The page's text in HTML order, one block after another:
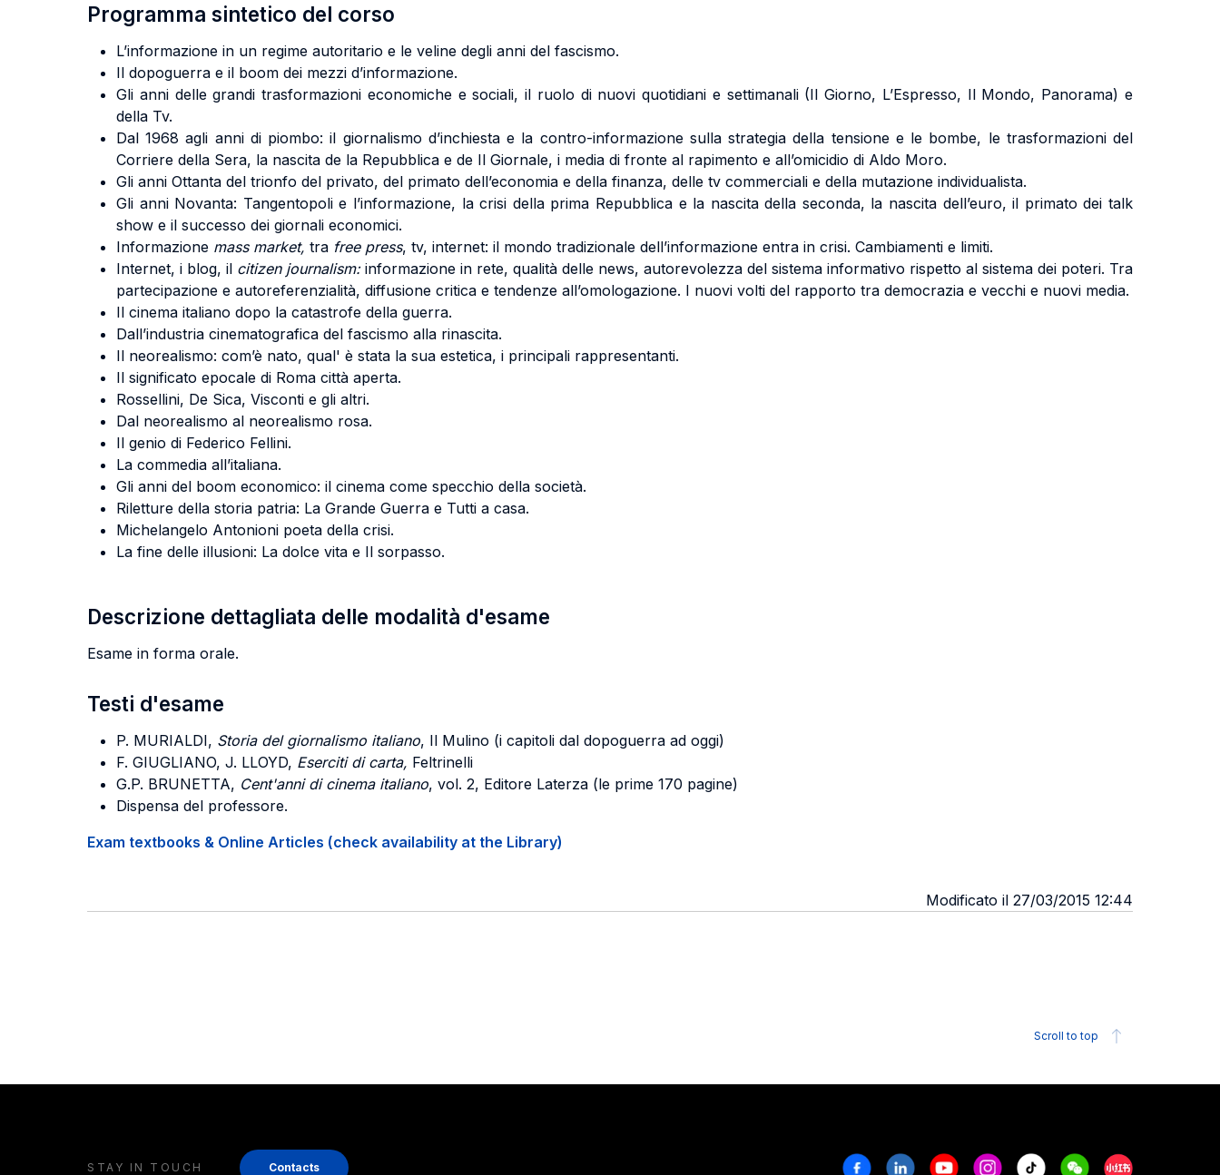
Programma sintetico del corso
L’informazione in un regime autoritario e le veline degli anni del fascismo.
Il dopoguerra e il boom dei mezzi d’informazione.
Gli anni delle grandi trasformazioni economiche e sociali, il ruolo di nuovi quotidiani e settimanali (Il Giorno, L’Espresso, Il Mondo, Panorama) e
della Tv.
Dal 1968 agli anni di piombo: il giornalismo d’inchiesta e la contro-informazione sulla strategia della tensione e le bombe, le trasformazioni del
Corriere della Sera, la nascita de la Repubblica e de Il Giornale, i media di fronte al rapimento e all’omicidio di Aldo Moro.
Gli anni Ottanta del trionfo del privato, del primato dell’economia e della finanza, delle tv commerciali e della mutazione individualista.
Gli anni Novanta: Tangentopoli e l’informazione, la crisi della prima Repubblica e la nascita della seconda, la nascita dell’euro, il primato dei talk
show e il successo dei giornali economici.
Informazione mass market, tra free press, tv, internet: il mondo tradizionale dell’informazione entra in crisi. Cambiamenti e limiti.
Internet, i blog, il citizen journalism:informazione in rete, qualità delle news, autorevolezza del sistema informativo rispetto al sistema dei poteri. Tra
partecipazione e autoreferenzialità, diffusione critica e tendenze all’omologazione. I nuovi volti del rapporto tra democrazia e vecchi e nuovi media.
Il cinema italiano dopo la catastrofe della guerra.
Dall’industria cinematografica del fascismo alla rinascita.
Il neorealismo: com’è nato, qual' è stata la sua estetica, i principali rappresentanti.
Il significato epocale di Roma città aperta.
Rossellini, De Sica, Visconti e gli altri.
Dal neorealismo al neorealismo rosa.
Il genio di Federico Fellini.
La commedia all’italiana.
Gli anni del boom economico: il cinema come specchio della società.
Riletture della storia patria: La Grande Guerra e Tutti a casa.
Michelangelo Antonioni poeta della crisi.
La fine delle illusioni: La dolce vita e Il sorpasso.
Descrizione dettagliata delle modalità d'esame
Esame in forma orale.
Testi d'esame
P. MURIALDI, Storia del giornalismo italiano, Il Mulino (i capitoli dal dopoguerra ad oggi)
F. GIUGLIANO, J. LLOYD, Eserciti di carta, Feltrinelli
G.P. BRUNETTA, Cent'anni di cinema italiano, vol. 2, Editore Laterza (le prime 170 pagine)
Dispensa del professore.
Exam textbooks & Online Articles (check availability at the Library)
Modificato il 27/03/2015 12:44
Scroll to top
STAY IN TOUCH Contacts FacebookLinkedinYoutubeInstagram
Tiktok WeechatXiaohongshu/